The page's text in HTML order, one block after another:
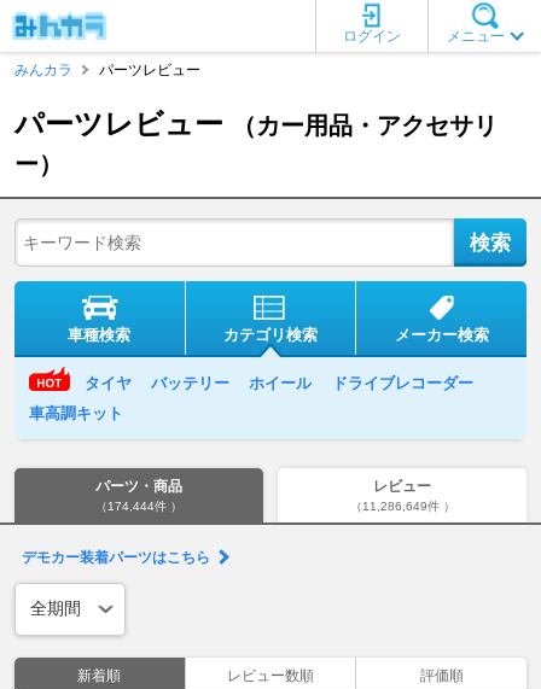
メニュー
ログイン
みんカラ
パーツレビュー
パーツレビュー
（カー用品・アクセサリ
ー）
車種検索 カテゴリ検索 メーカー検索
タイヤ バッテリー ホイール
ドライブレコーダー
車高調キット
パーツ・商品
（174,444件 ）
レビュー
（11,286,649件 ）
デモカー装着パーツはこちら
新着順 レビュー数順 評価順